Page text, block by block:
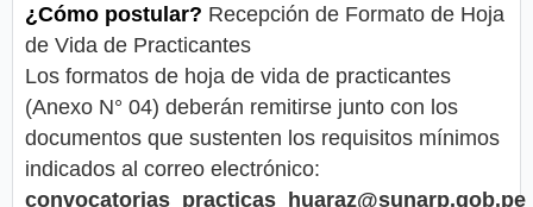
¿Cómo postular? Recepción de Formato de Hoja
de Vida de Practicantes
Los formatos de hoja de vida de practicantes
(Anexo N° 04) deberán remitirse junto con los
documentos que sustenten los requisitos mínimos
indicados al correo electrónico:
convocatorias_practicas_huaraz@sunarp.gob.pe